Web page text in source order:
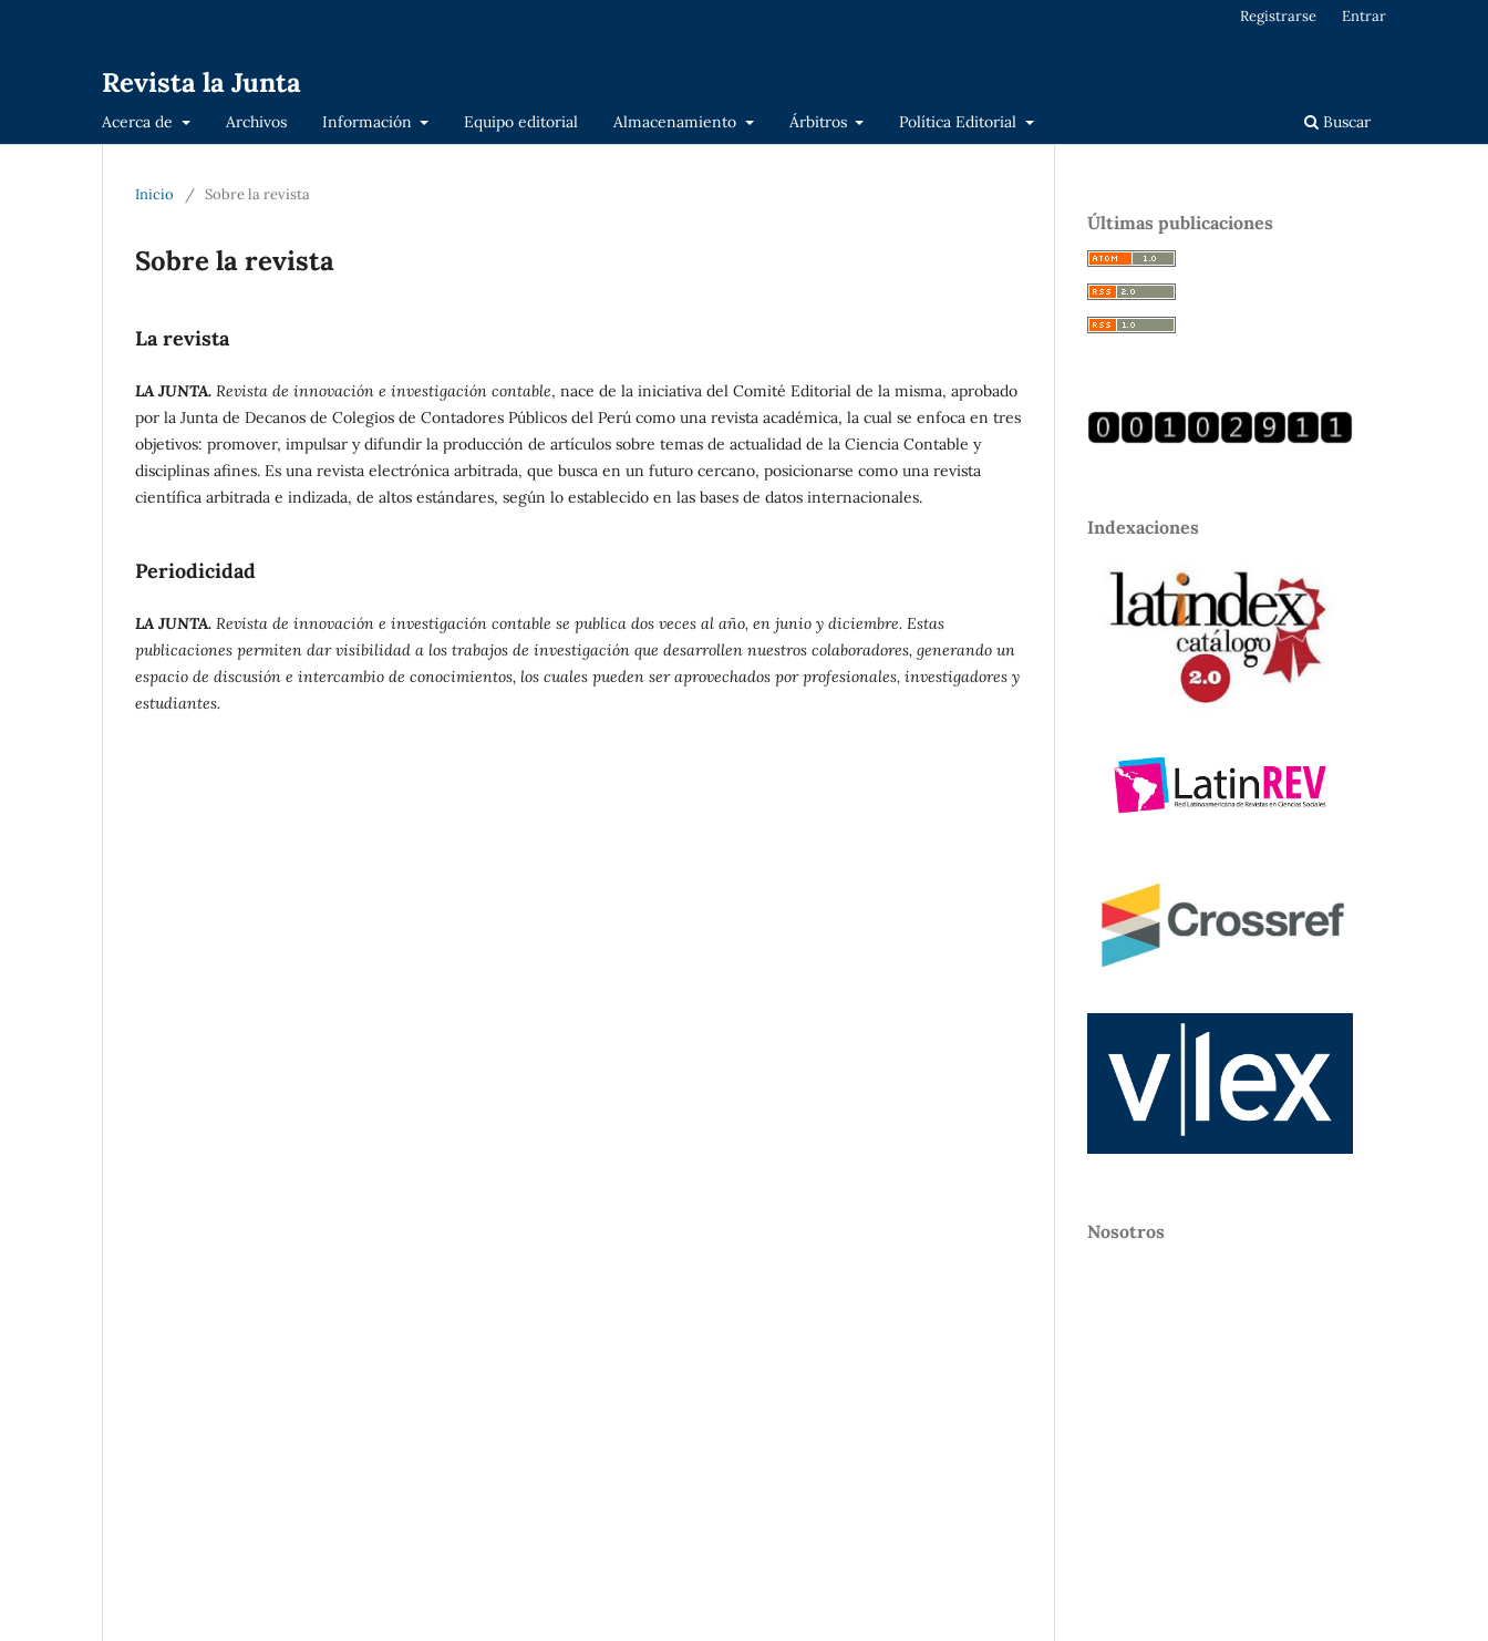
Revista la Junta
Acerca de Archivos Información Equipo editorial Almacenamiento Árbitros Política Editorial Buscar
Registrarse Entrar
Inicio / Sobre la revista
Sobre la revista
La revista
LA JUNTA. Revista de innovación e investigación contable, nace de la iniciativa del Comité Editorial de la misma, aprobado
por la Junta de Decanos de Colegios de Contadores Públicos del Perú como una revista académica, la cual se enfoca en tres
objetivos: promover, impulsar y difundir la producción de artículos sobre temas de actualidad de la Ciencia Contable y
disciplinas afines. Es una revista electrónica arbitrada, que busca en un futuro cercano, posicionarse como una revista
científica arbitrada e indizada, de altos estándares, según lo establecido en las bases de datos internacionales.
Periodicidad
LA JUNTA. Revista de innovación e investigación contable se publica dos veces al año, en junio y diciembre. Estas
publicaciones permiten dar visibilidad a los trabajos de investigación que desarrollen nuestros colaboradores, generando un
espacio de discusión e intercambio de conocimientos, los cuales pueden ser aprovechados por profesionales, investigadores y
estudiantes.
Últimas publicaciones
Indexaciones
Nosotros